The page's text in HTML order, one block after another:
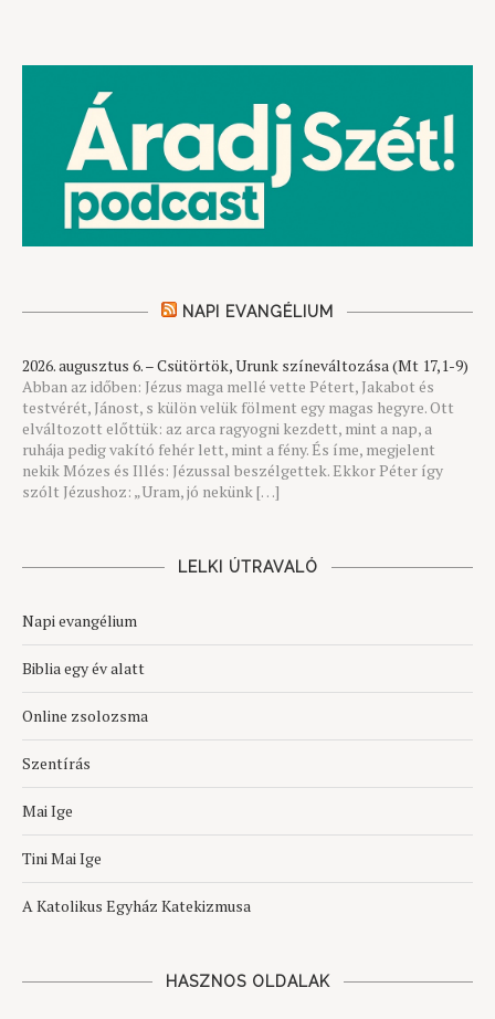
NAPI EVANGÉLIUM
2026. augusztus 6. – Csütörtök, Urunk színeváltozása (Mt 17,1-9)
Abban az időben: Jézus maga mellé vette Pétert, Jakabot és
testvérét, Jánost, s külön velük fölment egy magas hegyre. Ott
elváltozott előttük: az arca ragyogni kezdett, mint a nap, a
ruhája pedig vakító fehér lett, mint a fény. És íme, megjelent
nekik Mózes és Illés: Jézussal beszélgettek. Ekkor Péter így
szólt Jézushoz: „Uram, jó nekünk […]
LELKI ÚTRAVALÓ
Napi evangélium
Biblia egy év alatt
Online zsolozsma
Szentírás
Mai Ige
Tini Mai Ige
A Katolikus Egyház Katekizmusa
HASZNOS OLDALAK